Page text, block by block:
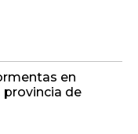
en
provincia de